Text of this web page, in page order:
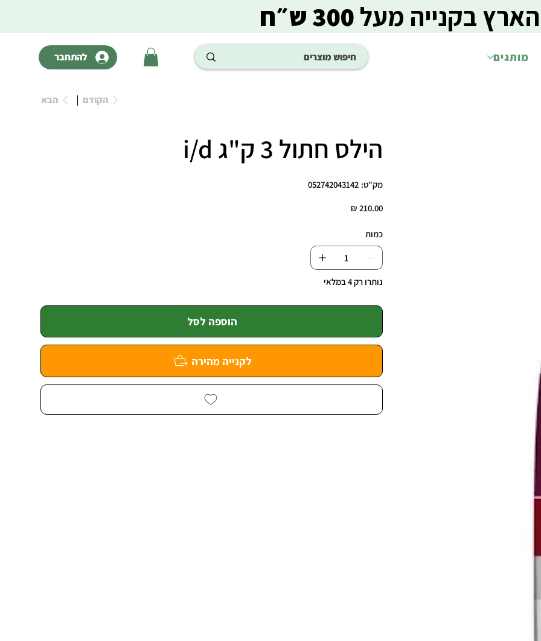
מותגים להתחבר
בקנייה מעל300 ש״ח
הקודם הבא
הילס חתול 3 ק"ג i/d
מק"ט:
מק"ט
052742043142
052742043142
מחיר ‏210.00 ‏₪
כמות
נותרו רק 4 במלאי
הוספה לסל
לקנייה מהירה